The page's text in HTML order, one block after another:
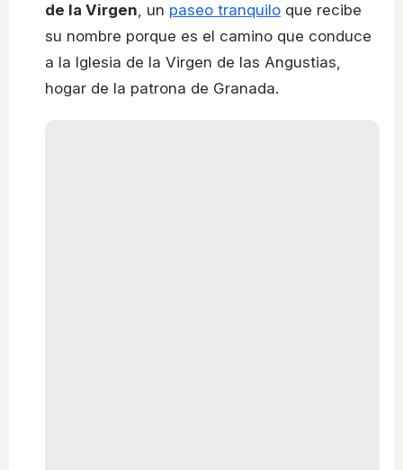
de la Virgen, un paseo tranquilo que recibe
su nombre porque es el camino que conduce
a la Iglesia de la Virgen de las Angustias,
hogar de la patrona de Granada.